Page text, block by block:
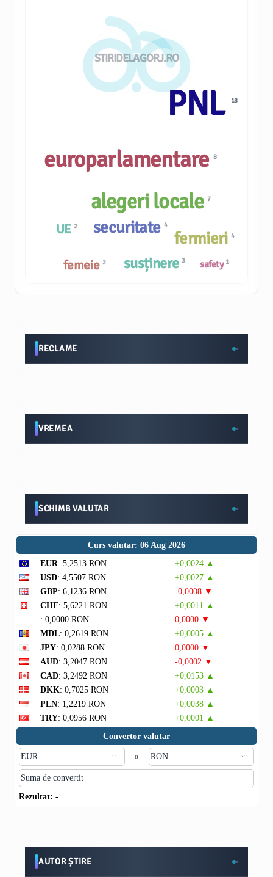
STIRIDELAGORJ.RO
PNL 18
femeie 2 susținere 3 safety 1
europarlamentare8
fermieri 4
UE 2
alegeri locale7
securitate 4
RECLAME
VREMEA
SCHIMB VALUTAR
Curs valutar: 06 Aug 2026
EUR: 5,2513 RON
+0,0024 ▲
USD: 4,5507 RON
+0,0027 ▲
GBP: 6,1236 RON
-0,0008 ▼
CHF: 5,6221 RON
+0,0011 ▲
: 0,0000 RON
0,0000 ▼
MDL: 0,2619 RON
+0,0005 ▲
JPY: 0,0288 RON
0,0000 ▼
AUD: 3,2047 RON
-0,0002 ▼
CAD: 3,2492 RON
+0,0153 ▲
DKK: 0,7025 RON
+0,0003 ▲
PLN: 1,2219 RON
+0,0038 ▲
TRY: 0,0956 RON
+0,0001 ▲
Convertor valutar
»
Rezultat: -
AUTOR ȘTIRE